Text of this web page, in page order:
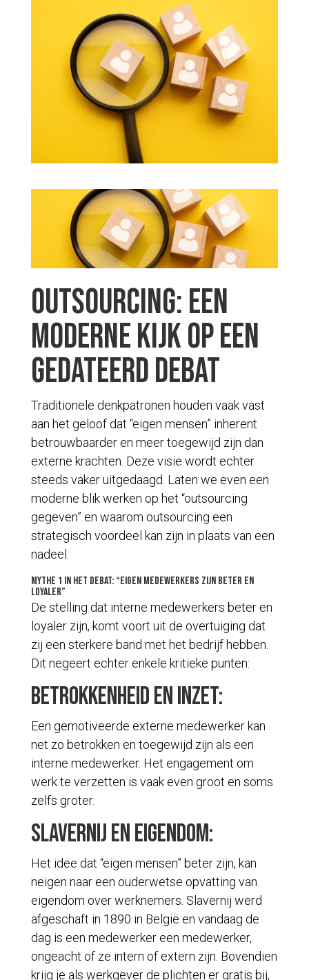
Outsourcing: Een
moderne kijk op een
gedateerd debat
Traditionele denkpatronen houden vaak vast
aan het geloof dat “eigen mensen” inherent
betrouwbaarder en meer toegewijd zijn dan
externe krachten. Deze visie wordt echter
steeds vaker uitgedaagd. Laten we even een
moderne blik werken op het “outsourcing
gegeven” en waarom outsourcing een
strategisch voordeel kan zijn in plaats van een
nadeel.
Mythe 1 in het debat: “Eigen medewerkers zijn beter en
loyaler”
De stelling dat interne medewerkers beter en
loyaler zijn, komt voort uit de overtuiging dat
zij een sterkere band met het bedrijf hebben.
Dit negeert echter enkele kritieke punten:
Betrokkenheid en inzet:
Een gemotiveerde externe medewerker kan
net zo betrokken en toegewijd zijn als een
interne medewerker. Het engagement om
werk te verzetten is vaak even groot en soms
zelfs groter.
Slavernij en eigendom:
Het idee dat “eigen mensen” beter zijn, kan
neigen naar een ouderwetse opvatting van
eigendom over werknemers. Slavernij werd
afgeschaft in 1890 in België en vandaag de
dag is een medewerker een medewerker,
ongeacht of ze intern of extern zijn. Bovendien
krijg je als werkgever de plichten er gratis bij,